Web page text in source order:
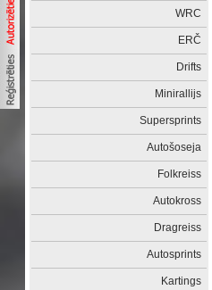
WRC
ERČ
Drifts
Minirallijs
Supersprints
Autošoseja
Folkreiss
Autokross
Dragreiss
Autosprints
Kartings